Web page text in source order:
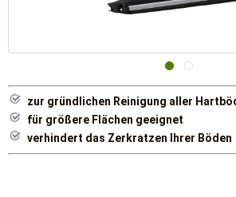
zur gründlichen Reinigung aller
für größere Flächen geeignet
verhindert das Zerkratzen Ihrer Böden